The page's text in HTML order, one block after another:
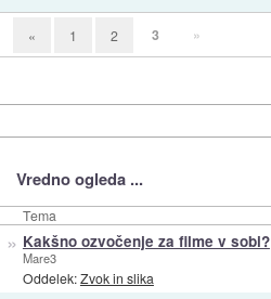
« 1 2 3 »
Vredno ogleda ...
Tema
» Kakšno ozvočenje za filme v sobi?
Mare3
Oddelek:Zvok in slika